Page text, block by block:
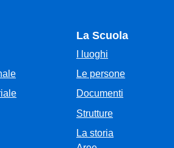
La Scuola
I luoghi
Le persone
Documenti
Strutture
La storia